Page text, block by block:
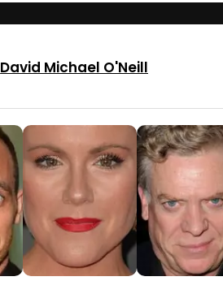
David Michael O'Neill